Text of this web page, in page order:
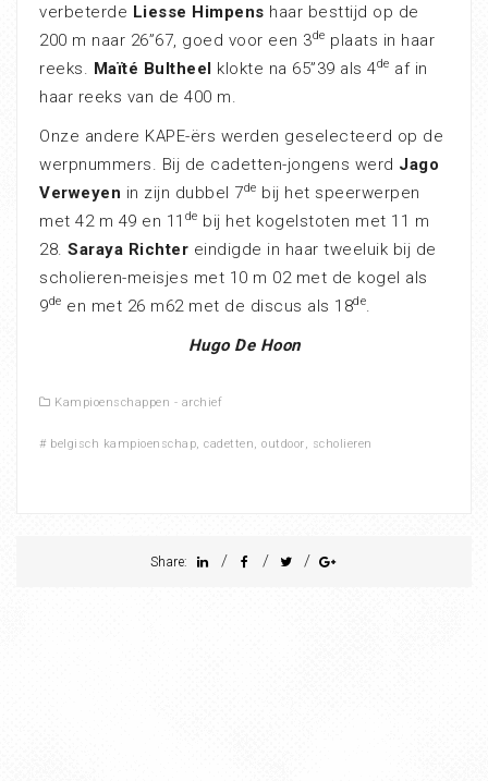
verbeterde Liesse Himpens haar besttijd op de
200 m naar 26”67, goed voor een 3de plaats in haar
reeks. Maïté Bultheel klokte na 65”39 als 4de af in
haar reeks van de 400 m.
Onze andere KAPE-ërs werden geselecteerd op de
werpnummers. Bij de cadetten-jongens werd Jago
Verweyen in zijn dubbel 7de bij het speerwerpen
met 42 m 49 en 11 de bij het kogelstoten met 11 m
28. Saraya Richter eindigde in haar tweeluik bij de
scholieren-meisjes met 10 m 02 met de kogel als
9de en met 26 m62 met de discus als 18de.
Hugo De Hoon
Kampioenschappen - archief
# belgisch kampioenschap, cadetten, outdoor, scholieren
Share: / / /